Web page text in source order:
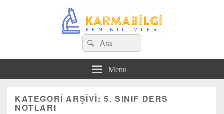
Search
for:
Ara
Menu
KATEGORI ARŞIVI:5. SINIF DERS
NOTLARI